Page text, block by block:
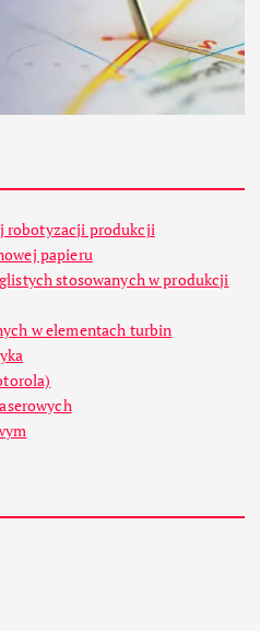
robotyzacji produkcji
papieru
stosowanych w produkcji
w elementach turbin